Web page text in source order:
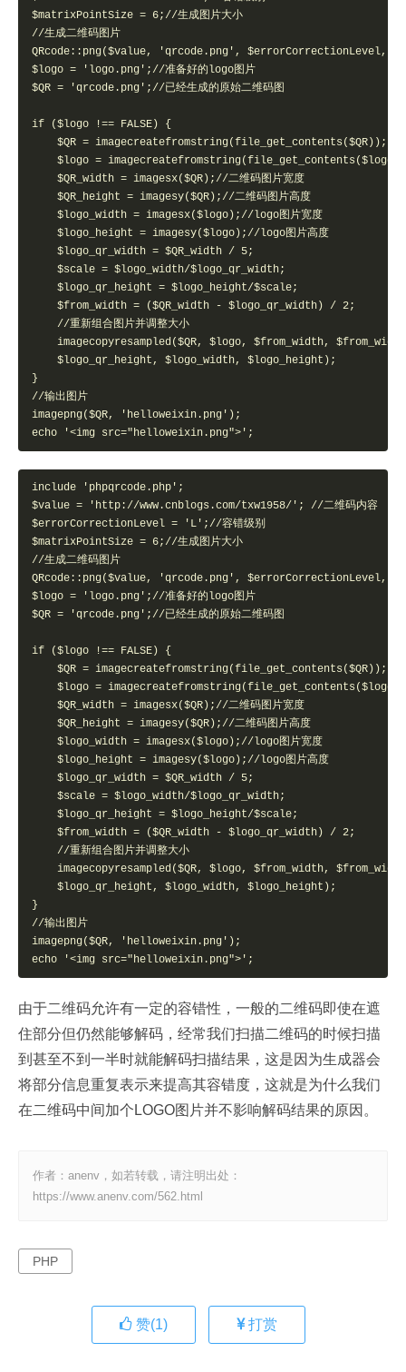
$matrixPointSize = 6;//生成图片大小
//生成二维码图片
QRcode::png($value, 'qrcode.png',
$logo = 'logo.png';//准备好的logo图片
$QR = 'qrcode.png';//已经生成的原始二维码图
if ($logo !== FALSE) {
    $QR = imagecreatefromstring(file_get_contents($QR));
$logo =
    $QR_width = imagesx($QR);//二维码图片宽度
    $QR_height = imagesy($QR);//二维码图片高度
    $logo_width = imagesx($logo);//logo图片宽度
    $logo_height = imagesy($logo);//logo图片高度
    $logo_qr_width = $QR_width / 5;
    $scale = $logo_width/$logo_qr_width;
    $logo_qr_height = $logo_height/$scale;
    $from_width = ($QR_width - $logo_qr_width) / 2;
    //重新组合图片并调整大小
imagecopyresampled($QR, $logo, $from_width,
    $logo_qr_height, $logo_width, $logo_height);
}
//输出图片
imagepng($QR, 'helloweixin.png');
echo '<img src="helloweixin.png">';
include 'phpqrcode.php';
$value = 'http://www.cnblogs.com/txw1958/'; //二维码内容
$errorCorrectionLevel = 'L';//容错级别
$matrixPointSize = 6;//生成图片大小
//生成二维码图片
QRcode::png($value, 'qrcode.png',
$logo = 'logo.png';//准备好的logo图片
$QR = 'qrcode.png';//已经生成的原始二维码图
if ($logo !== FALSE) {
    $QR = imagecreatefromstring(file_get_contents($QR));
$logo =
    $QR_width = imagesx($QR);//二维码图片宽度
    $QR_height = imagesy($QR);//二维码图片高度
    $logo_width = imagesx($logo);//logo图片宽度
    $logo_height = imagesy($logo);//logo图片高度
    $logo_qr_width = $QR_width / 5;
    $scale = $logo_width/$logo_qr_width;
    $logo_qr_height = $logo_height/$scale;
    $from_width = ($QR_width - $logo_qr_width) / 2;
    //重新组合图片并调整大小
imagecopyresampled($QR, $logo, $from_width,
    $logo_qr_height, $logo_width, $logo_height);
}
//输出图片
imagepng($QR, 'helloweixin.png');
echo '<img src="helloweixin.png">';
由于二维码允许有一定的容错性，一般的二维码即使在遮
住部分但仍然能够解码，经常我们扫描二维码的时候扫描
到甚至不到一半时就能解码扫描结果，这是因为生成器会
将部分信息重复表示来提高其容错度，这就是为什么我们
在二维码中间加个LOGO图片并不影响解码结果的原因。
作者：anenv，如若转载，请注明出处：
https://www.anenv.com/562.html
PHP
赞(1) 打赏